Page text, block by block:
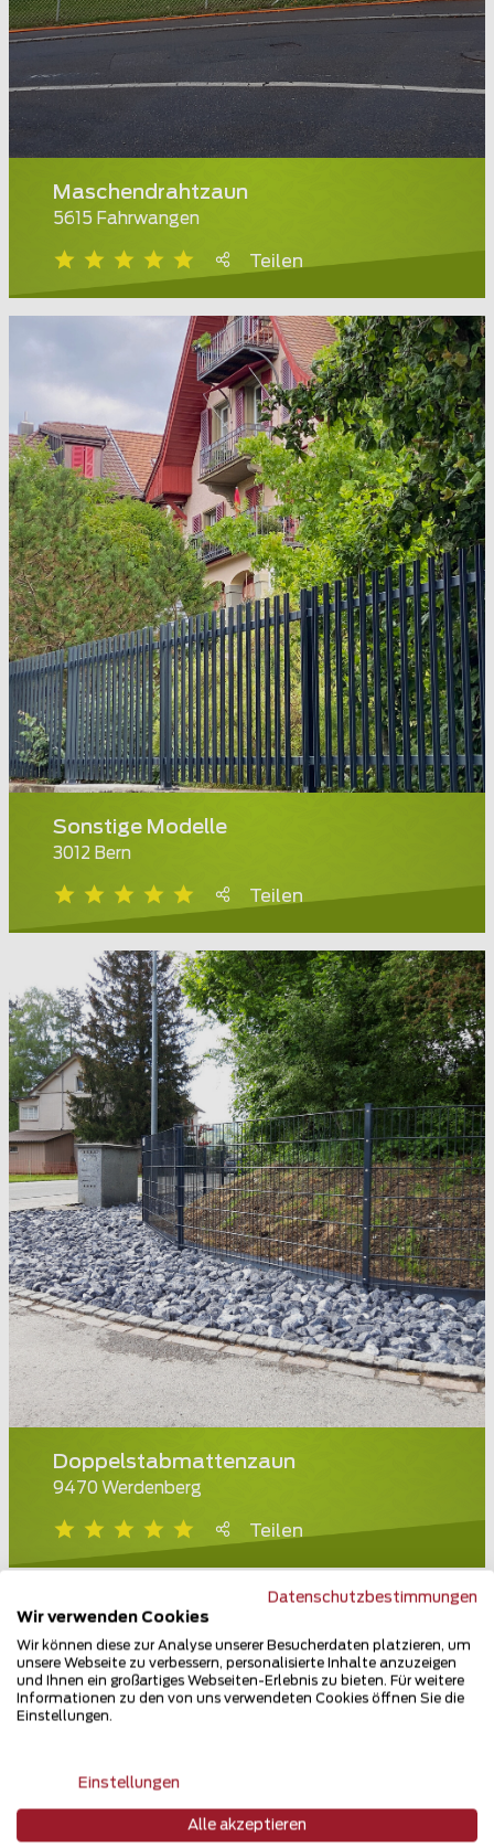
Maschendrahtzaun
5615 Fahrwangen
Teilen
Sonstige Modelle
3012 Bern
Teilen
Doppelstabmattenzaun
9470 Werdenberg
Teilen
Datenschutzbestimmungen
Wir verwenden Cookies
Wir können diese zur Analyse unserer Besucherdaten platzieren, um
unsere Webseite zu verbessern, personalisierte Inhalte anzuzeigen
und Ihnen ein großartiges Webseiten-Erlebnis zu bieten. Für weitere
Informationen zu den von uns verwendeten Cookies öffnen Sie die
Einstellungen.
Einstellungen
Alle akzeptieren